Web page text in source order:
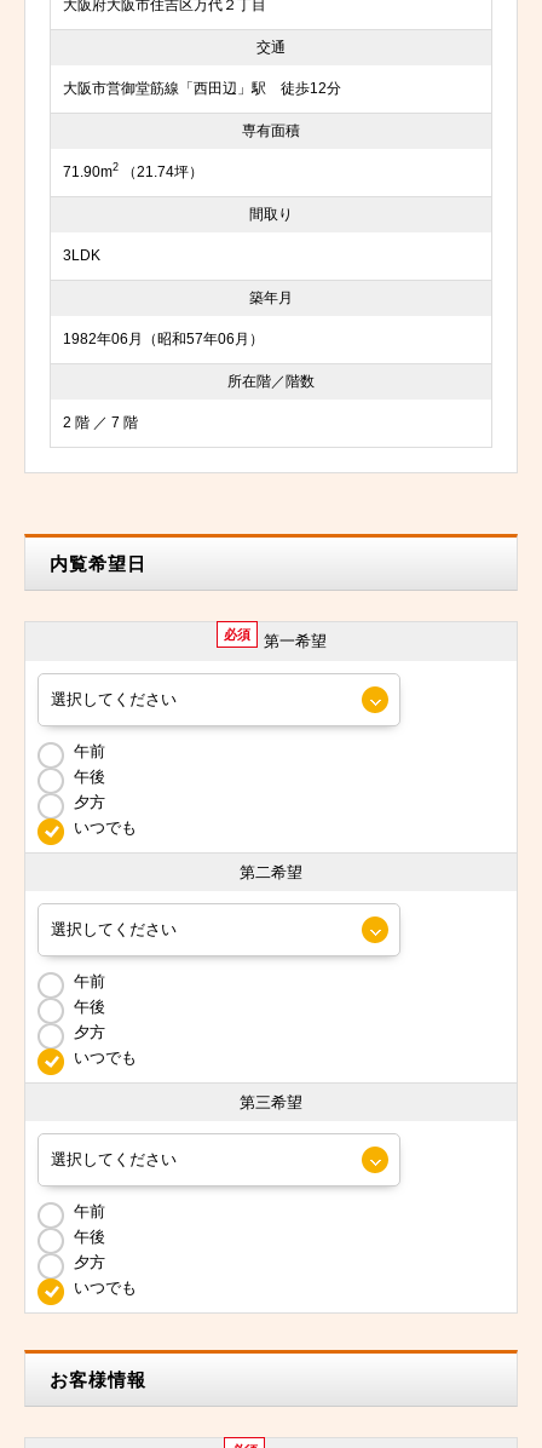
大阪府大阪市住吉区万代２丁目
交通
大阪市営御堂筋線「西田辺」駅 徒歩12分
専有面積
71.90m2 （21.74坪）
間取り
3LDK
築年月
1982年06月（昭和57年06月）
所在階／階数
2 階 ／ 7 階
内覧希望日
必須 第一希望
午前
午後
夕方
いつでも
第二希望
午前
午後
夕方
いつでも
第三希望
午前
午後
夕方
いつでも
お客様情報